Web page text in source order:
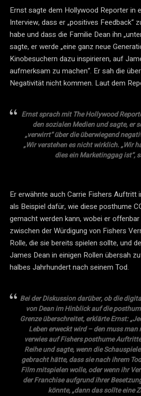
Ernst sagte dem Hollywood Reporter in
Interview, dass er „positives Feedback“
habe und dass die Familie Dean ihn
sagte, er werde „eine ganz neue
Kinobesuchern dazu inspirieren, auf
aufmerksam zu machen“. Er sah die
Negativität nicht kommen. Laut dem
Ernst sprach mit The Hollywood
den sozialen Medien und sagte, er
„verwirrt“ über die überwiegend
„Wir verstehen es nicht wirklich. „Wir
dies ein Marketinggag ist“,
Er erwähnte auch Carrie Fishers Auftritt
als Beispiel dafür, wie diese posthume
gemacht werden kann, wobei er
zwischen der Würdigung von Fishers
Rolle, die sie bereits spielen sollte, und
James Dean in einigen Rollen übersah
halbes Jahrhundert nach seinem Tod.
Bei der Diskussion darüber, ob die
von Dean im Hinblick auf die
Grenze überschreitet, erklärte Ernst:
Leben erweckt wird – den muss man
verwies auf Fishers posthume
Reihe und sagte, wenn die
gebracht hätte, dass sie nach ihrem
Film mitspielen wolle, oder wenn ihr
der Franchise aufgrund ihrer
könnte, „dann das sollte eine